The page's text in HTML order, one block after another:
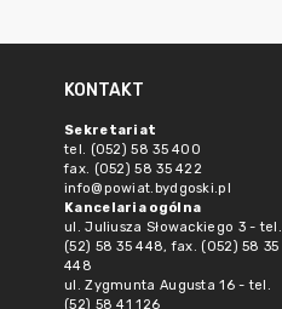
KONTAKT
Sekretariat
tel. (052) 58 35 400
fax. (052) 58 35 422
info@powiat.bydgoski.pl
Kancelaria ogólna
ul. Juliusza Słowackiego 3 - tel.
(52) 58 35 448, fax. (052) 58 35
448
ul. Zygmunta Augusta 16 - tel.
(52) 58 41 126